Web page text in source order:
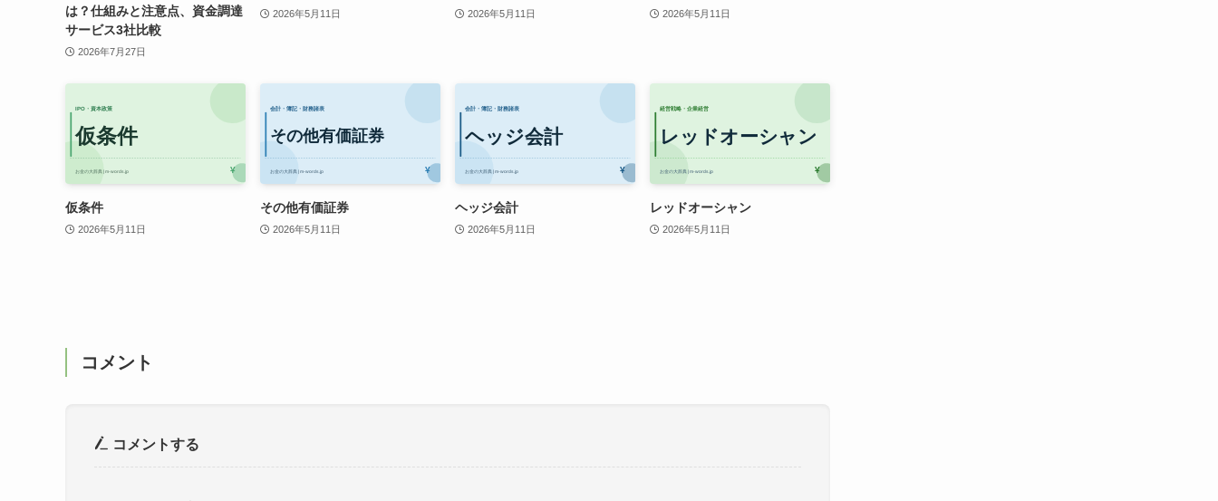
は？仕組みと注意点、資金調達
サービス3社比較
2026年7月27日
2026年5月11日 2026年5月11日 2026年5月11日
仮条件
2026年5月11日
その他有価証券
2026年5月11日
ヘッジ会計
2026年5月11日
レッドオーシャン
2026年5月11日
コメント
コメントする